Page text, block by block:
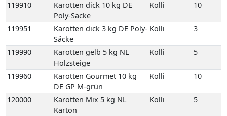
119960
Karotten Gourmet 10 kg
DE GP M-grün
Kolli 10
120000
Karotten Mix 5 kg NL
Karton
Kolli 5
133130
Knollensellerie 10 kg NL
Netz-Säcke
Kolli 10
123560
Kurkumawurzel,
frisch 250 gr 8
Schale TH Karton
Kolli 8
Kurkumawurzel,